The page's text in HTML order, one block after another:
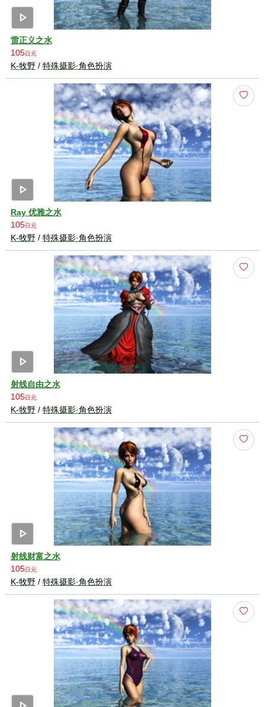
play_arrow
雷正义之水
105日元
K-牧野 / 特殊摄影·角色扮演
play_arrow
Ray 优雅之水
105日元
K-牧野 / 特殊摄影·角色扮演
play_arrow
射线自由之水
105日元
K-牧野 / 特殊摄影·角色扮演
play_arrow
射线财富之水
105日元
K-牧野 / 特殊摄影·角色扮演